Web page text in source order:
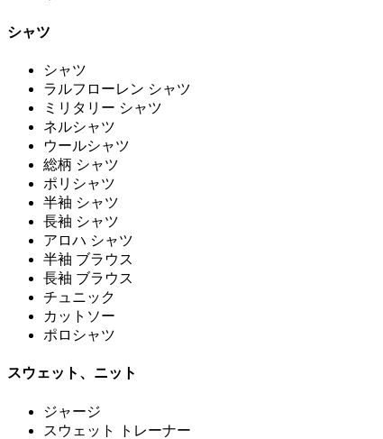
シャツ
シャツ
ラルフローレン シャツ
ミリタリー シャツ
ネルシャツ
ウールシャツ
総柄 シャツ
ポリシャツ
半袖 シャツ
長袖 シャツ
アロハ シャツ
半袖 ブラウス
長袖 ブラウス
チュニック
カットソー
ポロシャツ
スウェット、ニット
ジャージ
スウェット トレーナー